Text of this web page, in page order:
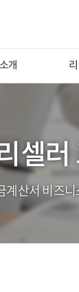
개
파트
셀러
계산서 비즈